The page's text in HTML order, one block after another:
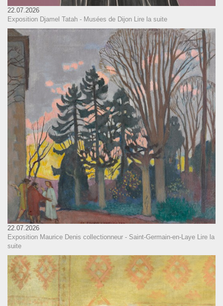
22.07.2026
Exposition Djamel Tatah - Musées de Dijon Lire la suite
22.07.2026
Exposition Maurice Denis collectionneur - Saint-Germain-en-Laye Lire la
suite